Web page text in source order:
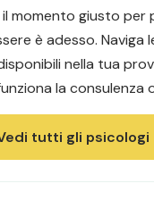
il momento giusto per
è adesso. Naviga
nella tua
la consulenza
tutti gli psicologi